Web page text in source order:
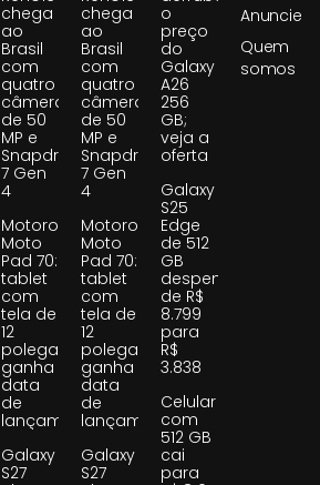
chega
ao
Brasil
com
quatro
câmeras
de 50
MP e
Snapdragon
7 Gen
4
Motorola
Moto
Pad 70:
tablet
com
tela de
12
polegadas
ganha
data
de
lançamento
Galaxy
S27
chega
ao
Brasil
com
quatro
câmeras
de 50
MP e
Snapdragon
7 Gen
4
Motorola
Moto
Pad 70:
tablet
com
tela de
12
polegadas
ganha
data
de
lançamento
Galaxy
S27
o
preço
do
Galaxy
A26
256
GB;
veja a
oferta
Galaxy
S25
Edge
de 512
GB
despenca
de R$
8.799
para
R$
3.838
Celular
com
512 GB
cai
para
Anuncie
Quem
somos